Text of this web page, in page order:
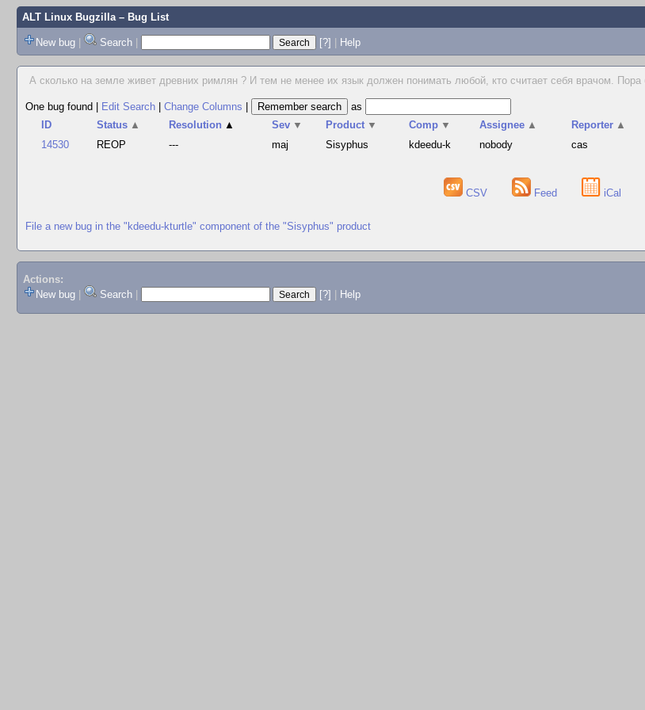
ALT Linux Bugzilla– Bug List
New bug | Search | [?] | Help
А сколько на земле живет древних римлян ? И тем не менее их язык должен понимать любой, кто считает себя врачом.
One bug found
Edit Search Change Columns
as
ID
Status ▲ Resolution ▲ Sev ▼ Product ▼ Comp ▼ Assignee ▲ Reporter ▲
14530
REOP --- maj Sisyphus kdeedu-k nobody cas
CSV Feed iCal
File a new bug in the "kdeedu-kturtle" component of the "Sisyphus" product
Actions:
New bug
Search [?] Help